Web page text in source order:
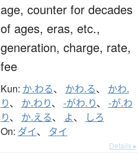
age, counter for decades
of ages, eras, etc.,
generation, charge, rate,
fee
Kun: か.わる、 かわ.る、 かわ.
り、 か.わり、 -がわ.り、 -が.わ
り、 か.える、 よ、 しろ
On: ダイ、 タイ
Details ▸